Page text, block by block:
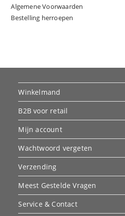
Algemene Voorwaarden
Bestelling herroepen
Winkelmand
B2B voor retail
Mijn account
Wachtwoord vergeten
Verzending
Meest Gestelde Vragen
Service & Contact